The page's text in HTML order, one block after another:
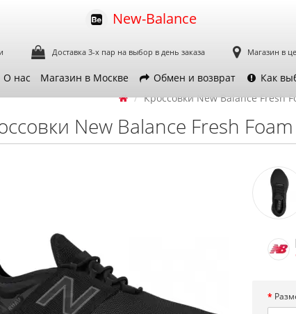
New-Balance
Доставка 3-х пар на выбор в день заказа Магазин в
О нас Магазин в Москве Обмен и возврат Как
Кроссовки New Balance Fresh
New Balance Fresh